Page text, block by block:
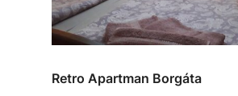
Retro Apartman Borgáta